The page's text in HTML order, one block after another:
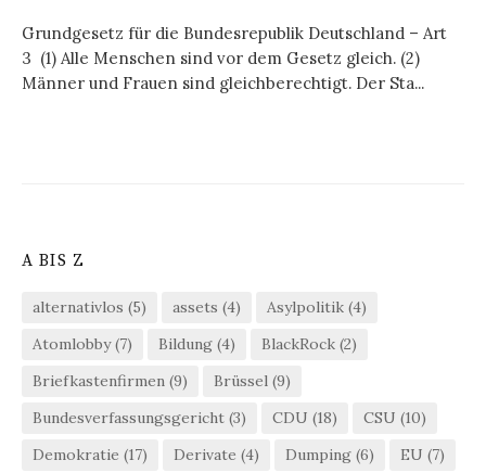
Grundgesetz für die Bundesrepublik Deutschland – Art
3 (1) Alle Menschen sind vor dem Gesetz gleich. (2)
Männer und Frauen sind gleichberechtigt. Der Sta...
A BIS Z
alternativlos (5) assets (4) Asylpolitik (4)
Atomlobby(7) Bildung (4) BlackRock (2)
Briefkastenfirmen (9) Brüssel (9)
Bundesverfassungsgericht (3) CDU (18) CSU (10)
Demokratie (17) Derivate (4) Dumping (6) EU (7)